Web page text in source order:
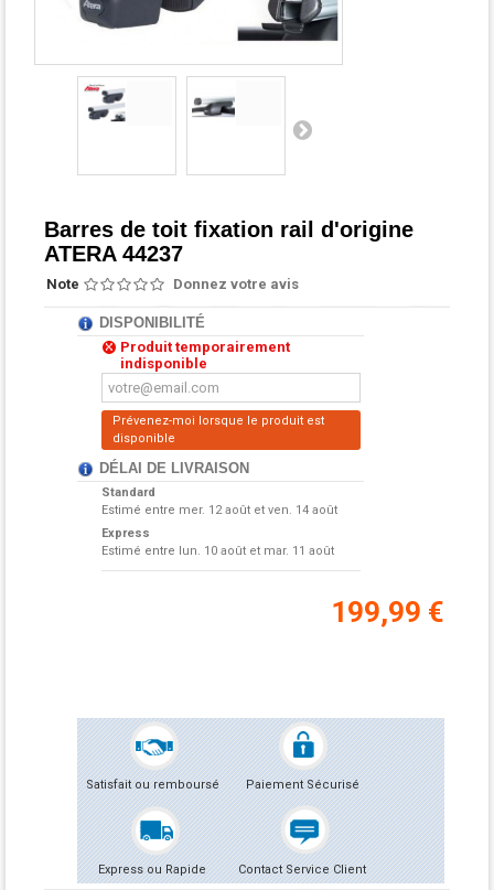
Barres de toit fixation rail d'origine
ATERA 44237
Note Donnez votre avis
DISPONIBILITÉ
Produit temporairement
indisponible
Prévenez-moi lorsque le produit est
disponible
DÉLAI DE LIVRAISON
Standard
Estimé entre mer. 12 août et ven. 14 août
Express
Estimé entre lun. 10 août et mar. 11 août
199,99 €
Satisfait ou remboursé Paiement Sécurisé
Express ou Rapide Contact Service Client